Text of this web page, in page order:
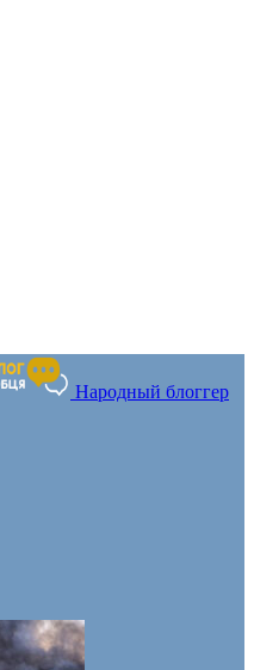
Народный блоггер